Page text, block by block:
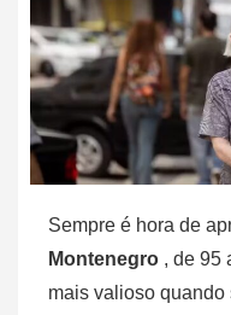
Sempre é hora de
Montenegro , de 95
mais valioso quando